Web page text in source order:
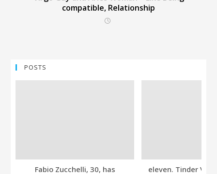
compatible, Relationship
POSTS
Fabio Zucchelli, 30, has
eleven. Tinder